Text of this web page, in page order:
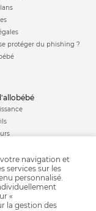
protéger du phishing ?
sécurisé
votre navigation et
services sur les
personnalisé.
«
la gestion des